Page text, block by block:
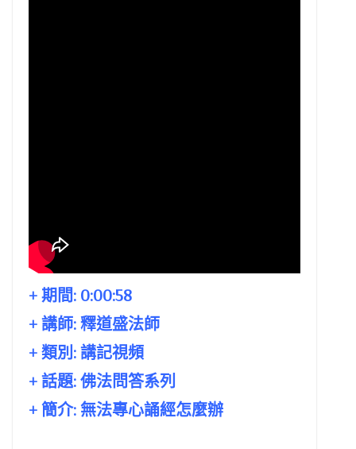
+ 期間: 0:00:58
+ 講師: 釋道盛法師
+ 類別: 講記視頻
+ 話題: 佛法問答系列
+ 簡介: 無法專心誦經怎麼辦